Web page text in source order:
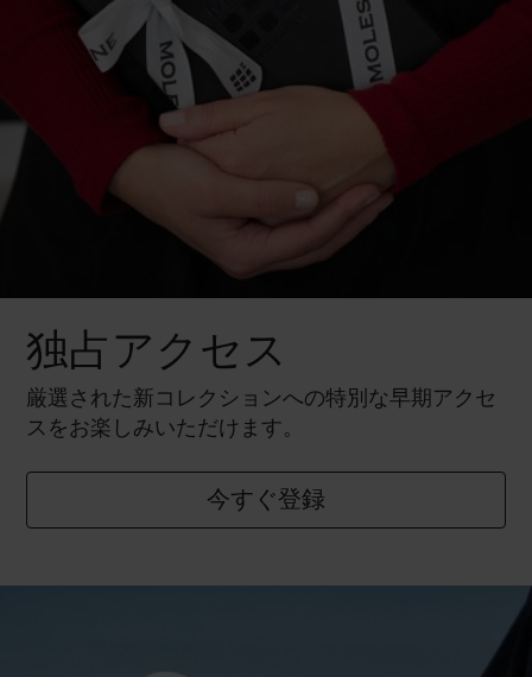
独占アクセス
厳選された新コレクションへの特別な早期アクセ
スをお楽しみいただけます。
今すぐ登録